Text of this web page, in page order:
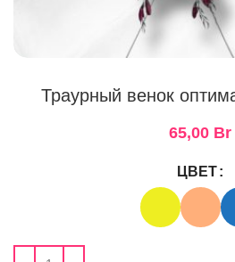
Траурный венок
65,00 Br
ЦВЕТ